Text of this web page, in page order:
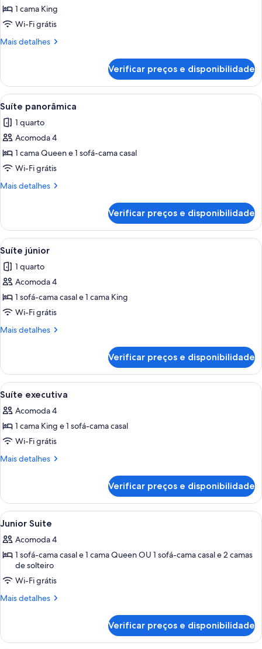
fotos
de
Estúdio
1 cama King
Wi-Fi grátis
Mais detalhes
Mais
executivo
Verificar preços e disponibilidade
Carrega
todas
as
fotos
de
Suíte
panorâmica
Um espaço compacto com cozinha
5
Suíte panorâmica
1 quarto
Acomoda 4
1 cama Queen e 1 sofá-cama casal
Wi-Fi grátis
Mais detalhes
Mais
panorâmica
Verificar preços e disponibilidade
Carrega
todas
as
fotos
de
Suíte
júnior
Quarto de hotel com cama grande,
6
Suíte júnior
1 quarto
Acomoda 4
1 sofá-cama casal e 1 cama King
Wi-Fi grátis
Mais detalhes
Mais
júnior
Verificar preços e disponibilidade
Carrega
todas
as
fotos
de
Suíte
Quarto de hotel com uma cama
6
Suíte executiva
Acomoda 4
1 cama King e 1 sofá-cama casal
Wi-Fi grátis
Mais detalhes
Mais
executiva
Verificar preços e disponibilidade
Carrega
todas
as
fotos
Junior
Suite
Roupas de cama antialérgicas,
10
Junior Suite
Acomoda 4
1 sofá-cama casal e 1 cama Queen OU 1 sofá-cama casal e 2 camas
de solteiro
Wi-Fi grátis
Mais detalhes
Mais
Suite
Verificar preços e disponibilidade